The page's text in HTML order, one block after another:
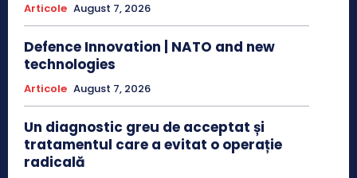
Articole August 7, 2026
Defence Innovation | NATO and new
technologies
Articole August 7, 2026
Un diagnostic greu de acceptat și
tratamentul care a evitat o operație
radicală